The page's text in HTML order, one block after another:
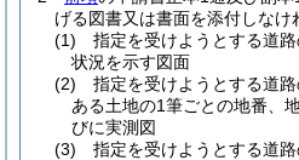
げる図書又は書面を添付しなけ
(1)
指定を受けようとする道
状況を示す図面
(2)
指定を受けようとする道
ある土地の1筆ごとの地番、
びに実測図
(3)
指定を受けようとする道